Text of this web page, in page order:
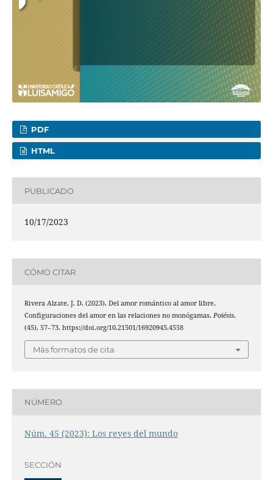
PDF
HTML
PUBLICADO
10/17/2023
CÓMO CITAR
Rivera Alzate, J. D. (2023). Del amor romántico al amor libre.
Configuraciones del amor en las relaciones no monógamas. Poiésis,
(45), 57–73. https://doi.org/10.21501/16920945.4558
Más formatos de cita
NÚMERO
Núm. 45 (2023): Los reyes del mundo
SECCIÓN